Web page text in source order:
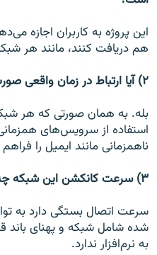
این پروژه به کاربران اجازه
هم دریافت کنند، مانند هر
۲) آیا ارتباط در زمان واقعی صورت می‌گیرد؟
بله. به همان صورتی که هر
استفاده از سرویس‌های
ناهمزمانی مانند ایمیل را
۳) سرعت کانکشن این شبکه چه اندازه است؟
سرعت اتصال بستگی دارد به
شده شامل شبکه و پهنای باند
به نرم‌افزار ندارد.